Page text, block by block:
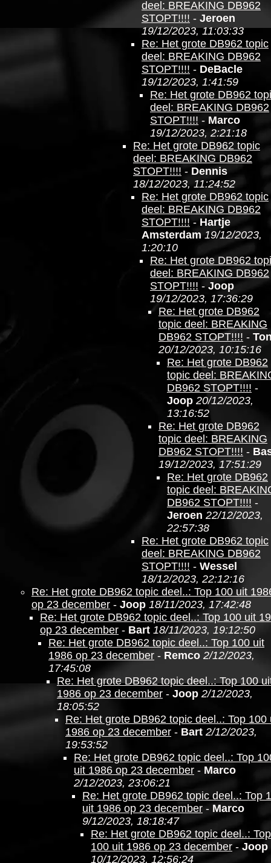
deel: BREAKING DB962
STOPT!!!! - Jeroen
19/12/2023, 11:03:33
Re: Het grote DB962 topic
deel: BREAKING DB962
STOPT!!!! - DeBacle
19/12/2023, 1:41:59
Re: Het grote DB962
deel: BREAKING DB962
STOPT!!!! - Marco
19/12/2023, 2:21:18
Re: Het grote DB962 topic
deel: BREAKING DB962
STOPT!!!! - Dennis
18/12/2023, 11:24:52
Re: Het grote DB962 topic
deel: BREAKING DB962
STOPT!!!! - Hartje
Amsterdam 19/12/2023,
1:20:10
Re: Het grote DB962
deel: BREAKING DB962
STOPT!!!! - Joop
19/12/2023, 17:36:29
Re: Het grote DB962
topic deel: BREAKING
DB962 STOPT!!!! -
20/12/2023, 10:15:16
Re: Het grote DB962
topic deel:
DB962 STOPT!!!! -
Joop 20/12/2023,
13:16:52
Re: Het grote DB962
topic deel: BREAKING
DB962 STOPT!!!! -
19/12/2023, 17:51:29
Re: Het grote DB962
topic deel:
DB962 STOPT!!!! -
Jeroen 22/12/2023,
22:57:38
Re: Het grote DB962 topic
deel: BREAKING DB962
STOPT!!!! - Wessel
18/12/2023, 22:12:16
Re: Het grote DB962 topic deel..: Top 100 uit
op 23 december - Joop 18/11/2023, 17:42:48
Re: Het grote DB962 topic deel..: Top 100 uit
op 23 december - Bart 18/11/2023, 19:12:50
Re: Het grote DB962 topic deel..: Top 100 uit
1986 op 23 december - Remco 2/12/2023,
17:45:08
Re: Het grote DB962 topic deel..: Top 100
1986 op 23 december - Joop 2/12/2023,
18:05:52
Re: Het grote DB962 topic deel..: Top 100
1986 op 23 december - Bart 2/12/2023,
19:53:52
Re: Het grote DB962 topic deel..: Top
uit 1986 op 23 december - Marco
2/12/2023, 23:06:21
Re: Het grote DB962 topic deel..: Top
uit 1986 op 23 december - Marco
9/12/2023, 18:18:47
Re: Het grote DB962 topic deel..: Top
100 uit 1986 op 23 december - Joop
10/12/2023, 12:56:24